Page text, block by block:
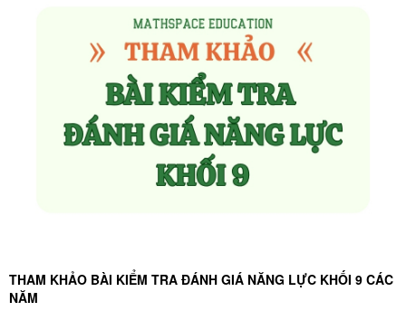
THAM KHẢO BÀI KIỂM TRA ĐÁNH GIÁ NĂNG LỰC KHỐI 9 CÁC
NĂM